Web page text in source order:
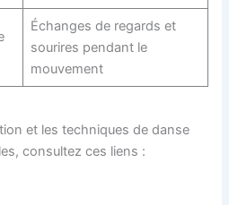
Échanges de regards et
sourires pendant le
mouvement
et les techniques de danse
consultez ces liens :